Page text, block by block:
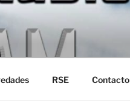
FAM
RSE Contacto